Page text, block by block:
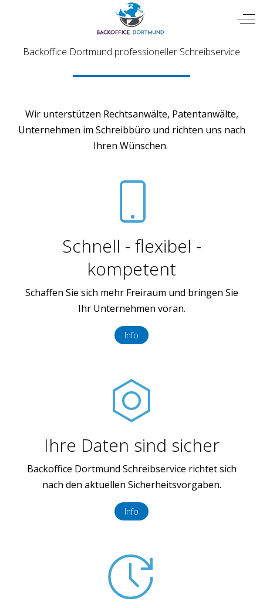
Backoffice Dortmund professioneller Schreibservice
Wir unterstützen Rechtsanwälte, Patentanwälte,
Unternehmen im Schreibbüro und richten uns nach
Ihren Wünschen.
Schnell - flexibel -
kompetent
Schaffen Sie sich mehr Freiraum und bringen Sie
Ihr Unternehmen voran.
Info
Ihre Daten sind sicher
Backoffice Dortmund Schreibservice richtet sich
nach den aktuellen Sicherheitsvorgaben.
Info